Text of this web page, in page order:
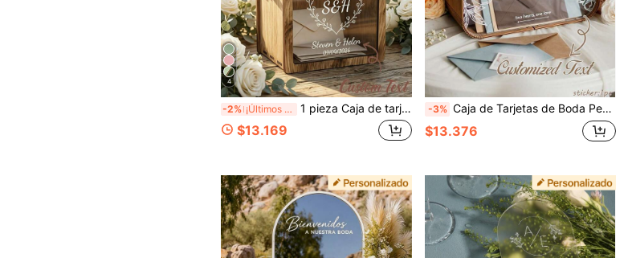
4
-2% ¡Últimos 3 días 1 pieza Caja de tarjetas de boda personalizada, caja de sobre y regalo de madera vintage adecuada para recién casados, regalo de boda único, decoración elegante para fiesta de aniversario y compromiso, encanto rústico, estilo granja
$13.169
-3% Caja de Tarjetas de Boda Personalizada, Soporte de Tarjetas de Madera y Acrílico, Decoración de Boda - Con Marco de Madera Redondeado y Diseño de Ventana de Acrílico Transparente; Adecuado para Fiestas Pre-Boda, Eventos de Compromiso y Recepciones de Boda para Recolectar Tarjetas y Regalos.
$13.376